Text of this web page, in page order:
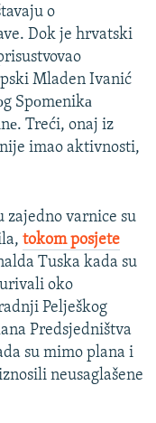
o
Dok je hrvatski
Mladen Ivanić
Spоmеnikа
Treći, onaj iz
imao aktivnosti,
zajedno varnice su
tokom posjete
Tuska kada su
oko
Pelješkog
Predsjedništva
su mimo plana i
neusaglašene